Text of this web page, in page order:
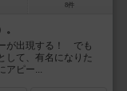
8件
が出現する！ でも
して、有名になりた
アピー...